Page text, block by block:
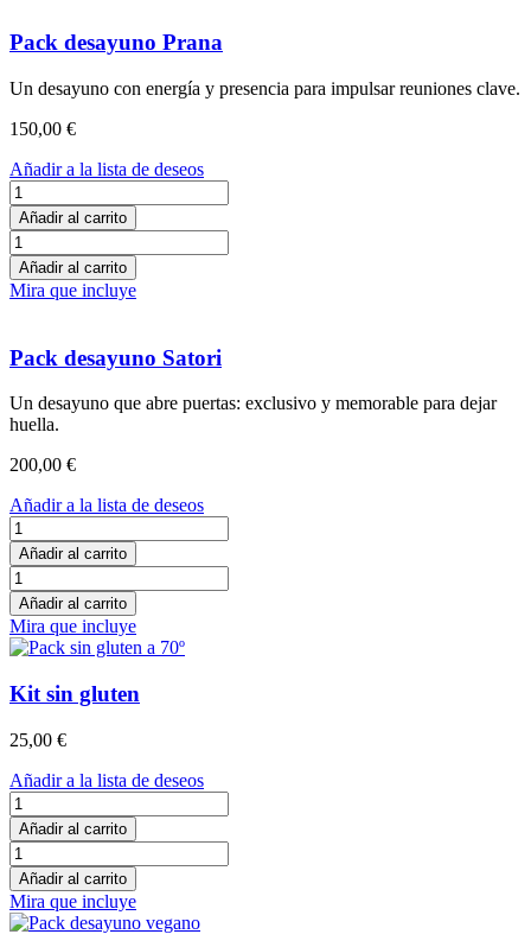
Pack desayuno Prana
Un desayuno con energía y presencia para impulsar reuniones clave.
150,00 €
Añadir a la lista de deseos
Pack
desayuno
Prana
cantidad
Añadir al carrito
Pack
desayuno
Prana
cantidad
Añadir al carrito
Mira que incluye
Pack desayuno Satori
Un desayuno que abre puertas: exclusivo y memorable para dejar
huella.
200,00 €
Añadir a la lista de deseos
Pack
desayuno
Satori
cantidad
Añadir al carrito
Pack
desayuno
Satori
cantidad
Añadir al carrito
Mira que incluye
Kit sin gluten
25,00 €
Añadir a la lista de deseos
Kit
sin
gluten
cantidad
Añadir al carrito
Kit
sin
gluten
cantidad
Añadir al carrito
Mira que incluye